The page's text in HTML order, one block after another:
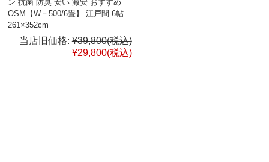
ン 抗菌 防臭 安い 激安 おすすめ
OSM【W－500/6畳】 江戸間 6帖
261×352cm
当店旧価格: ¥39,800(税込)
¥29,800(税込)